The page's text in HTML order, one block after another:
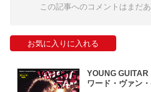
この記事へのコメントはまだ
お気に入りに入れる
YOUNG
ワード・ヴァン